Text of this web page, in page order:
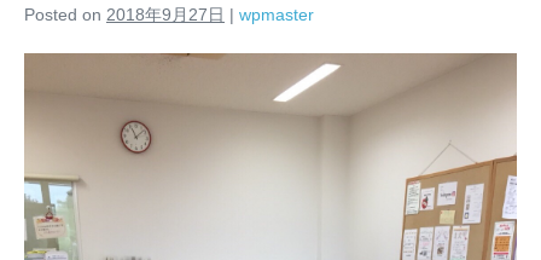
Posted on 2018年9月27日 | wpmaster